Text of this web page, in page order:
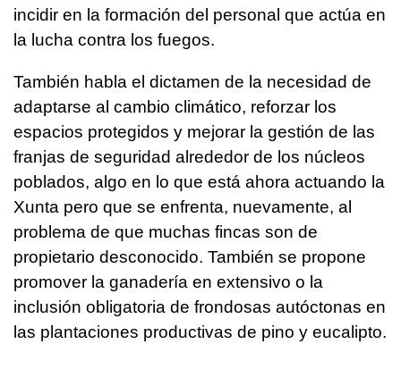
incidir en la formación del personal que actúa en
la lucha contra los fuegos.
También habla el dictamen de la necesidad de
adaptarse al cambio climático, reforzar los
espacios protegidos y mejorar la gestión de las
franjas de seguridad alrededor de los núcleos
poblados, algo en lo que está ahora actuando la
Xunta pero que se enfrenta, nuevamente, al
problema de que muchas fincas son de
propietario desconocido. También se propone
promover la ganadería en extensivo o la
inclusión obligatoria de frondosas autóctonas en
las plantaciones productivas de pino y eucalipto.